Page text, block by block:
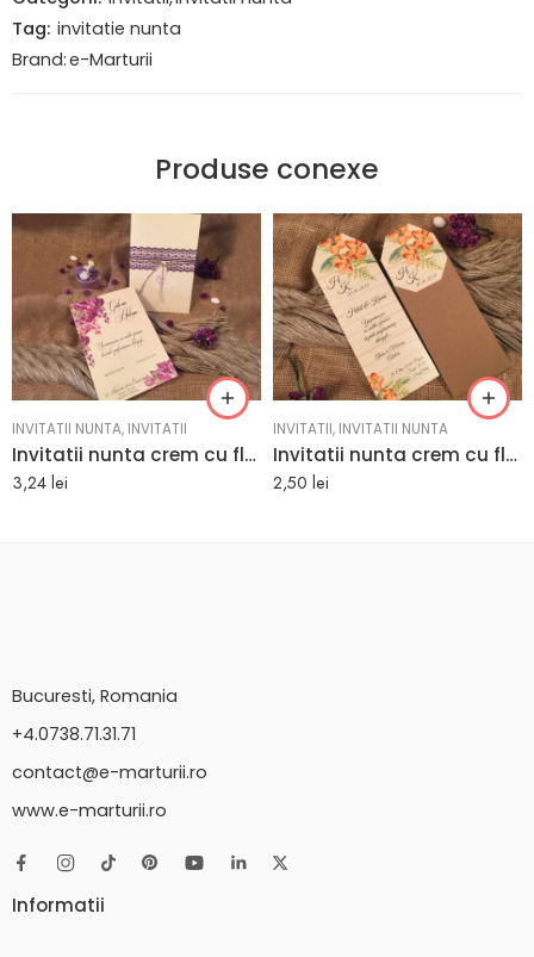
Tag: invitatie nunta
Brand:e-Marturii
Produse conexe
INVITATII NUNTA, INVITATII
Invitatii nunta crem cu flori roz elegante 14 x 20.7 cm
3,24lei
INVITATII, INVITATII NUNTA
Invitatii nunta crem cu flori orange 7.9 x 21.5 cm
2,50 lei
Bucuresti, Romania
+4.0738.71.31.71
contact@e-marturii.ro
www.e-marturii.ro
Informatii